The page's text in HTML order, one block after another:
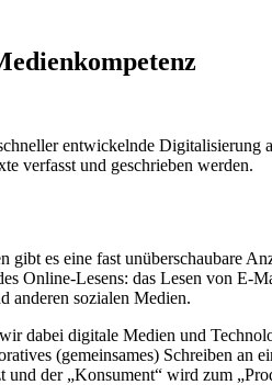
entwickelnde Digitalisierung
verfasst und geschrieben werden.
gibt es eine fast unüberschaubare
Online-Lesens: das Lesen von
anderen sozialen Medien.
dabei digitale Medien und
(gemeinsames) Schreiben
und der „Konsument“ wird zum